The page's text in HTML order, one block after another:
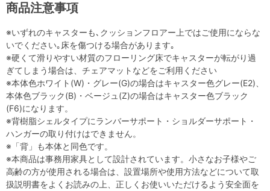
商品注意事項
※いずれのキャスターも､クッションフロアー上ではご使用にならな
いでください｡床を傷つける場合があります｡
※硬くて滑りやすい材質のフローリング床でキャスターが転がり過
ぎてしまう場合は、チェアマットなどをご利用ください
※本体色ホワイト(W)・グレー(G)の場合はキャスター色グレー(E2)、
本体色ブラック(B)・ベージュ(Z)の場合はキャスター色ブラック
(F6)になります。
※背樹脂シェルタイプにランバーサポート・ショルダーサポート・
ハンガーの取り付けはできません。
※「背」も本体と同色です。
※本商品は事務用家具として設計されています。小さなお子様やご
高齢の方が使用される場合は、設置場所や使用方法などについて取
扱説明書をよくお読みの上、正しくお使いいただけるよう安全面を